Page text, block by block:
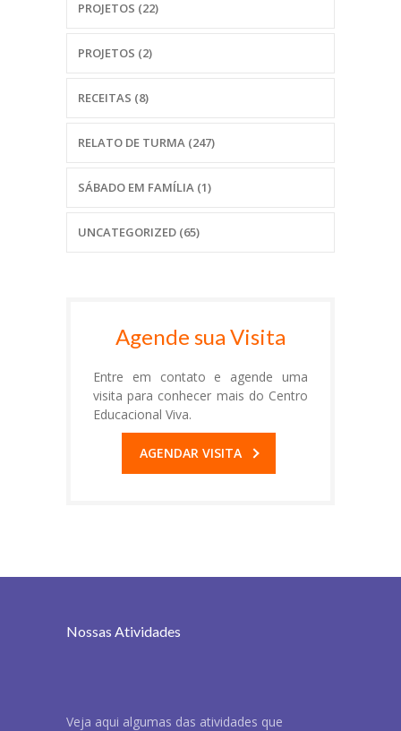
PROJETOS (22)
PROJETOS (2)
RECEITAS (8)
RELATO DE TURMA (247)
SÁBADO EM FAMÍLIA (1)
UNCATEGORIZED (65)
Agende sua Visita
Entre em contato e agende uma
visita para conhecer mais do Centro
Educacional Viva.
AGENDAR VISITA
Nossas Atividades
Veja aqui algumas das atividades que